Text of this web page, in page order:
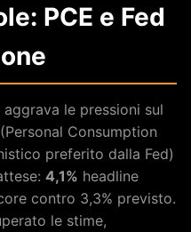
PCE e Fed
le pressioni sul
Consumption
preferito dalla Fed)
4,1% headline
contro 3,3% previsto.
le stime,